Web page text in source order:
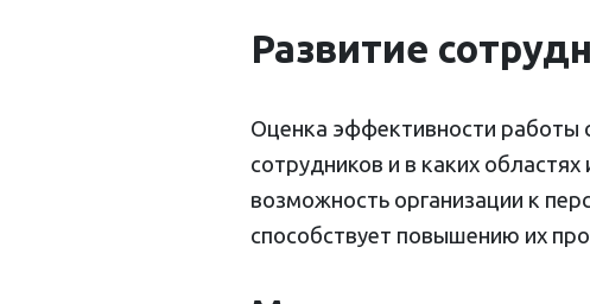
Развитие
Оценка эффективности работы
сотрудников и в каких
возможность организации к
способствует повышению их